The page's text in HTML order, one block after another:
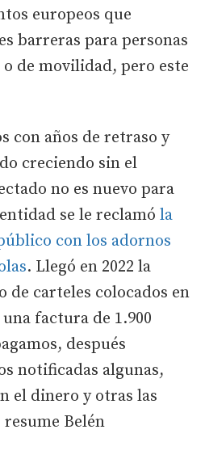
europeos que
barreras para personas
de movilidad, pero este
con años de retraso y
creciendo sin el
no es nuevo para
se le reclamó la
con los adornos
. Llegó en 2022 la
de carteles colocados en
factura de 1.900
después
notificadas algunas,
el dinero y otras las
Belén